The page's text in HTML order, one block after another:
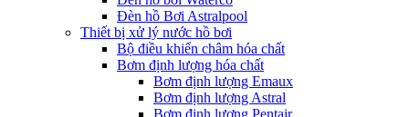
Đèn hồ Bơi Astralpool
Thiết bị xử lý nước hồ bơi
Bộ điều khiển châm hóa chất
Bơm định lượng hóa chất
Bơm định lượng Emaux
Bơm định lượng Astral
Bơm định lượng Pentair